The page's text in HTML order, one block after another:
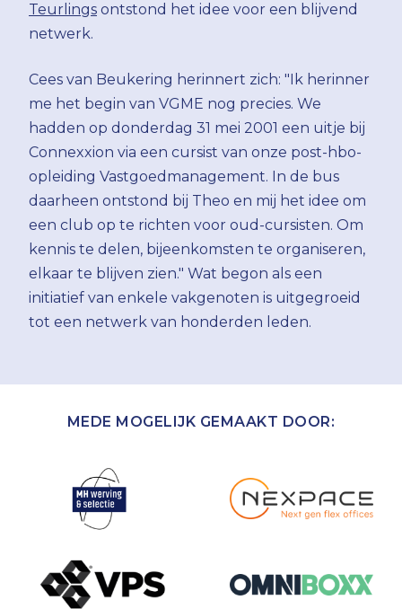
Teurlings ontstond het idee voor een blijvend
netwerk.
Cees van Beukering herinnert zich: "Ik herinner
me het begin van VGME nog precies. We
hadden op donderdag 31 mei 2001 een uitje bij
Connexxion via een cursist van onze post-hbo-
opleiding Vastgoedmanagement. In de bus
daarheen ontstond bij Theo en mij het idee om
een club op te richten voor oud-cursisten. Om
kennis te delen, bijeenkomsten te organiseren,
elkaar te blijven zien." Wat begon als een
initiatief van enkele vakgenoten is uitgegroeid
tot een netwerk van honderden leden.
MEDE MOGELIJK GEMAAKT DOOR: